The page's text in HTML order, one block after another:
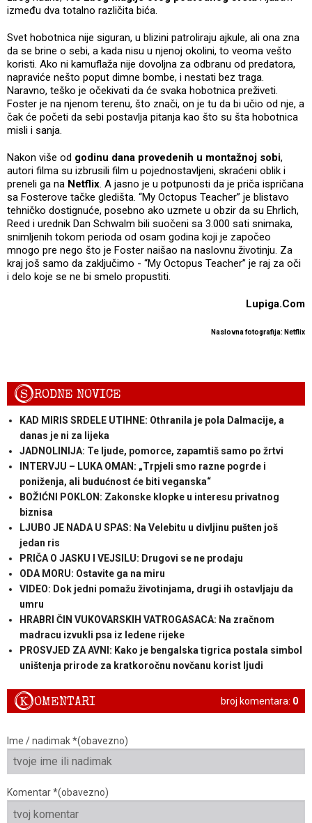
između dva totalno različita bića.
Svet hobotnica nije siguran, u blizini patroliraju ajkule, ali ona zna
da se brine o sebi, a kada nisu u njenoj okolini, to veoma vešto
koristi. Ako ni kamuflaža nije dovoljna za odbranu od predatora,
napraviće nešto poput dimne bombe, i nestati bez traga.
Naravno, teško je očekivati da će svaka hobotnica preživeti.
Foster je na njenom terenu, što znači, on je tu da bi učio od nje, a
čak će početi da sebi postavlja pitanja kao što su šta hobotnica
misli i sanja.
Nakon više od godinu dana provedenih u montažnoj sobi,
autori filma su izbrusili film u pojednostavljeni, skraćeni oblik i
preneli ga na Netflix. A jasno je u potpunosti da je priča ispričana
sa Fosterove tačke gledišta. “My Octopus Teacher” je blistavo
tehničko dostignuće, posebno ako uzmete u obzir da su Ehrlich,
Reed i urednik Dan Schwalm bili suočeni sa 3.000 sati snimaka,
snimljenih tokom perioda od osam godina koji je započeo
mnogo pre nego što je Foster naišao na naslovnu životinju. Za
kraj još samo da zaključimo - “My Octopus Teacher” je raj za oči
i delo koje se ne bi smelo propustiti.
Lupiga.Com
Naslovna fotografija: Netflix
SRODNE NOVICE
KAD MIRIS SRDELE UTIHNE: Othranila je pola Dalmacije, a
danas je ni za lijeka
JADNOLINIJA: Te ljude, pomorce, zapamtiš samo po žrtvi
INTERVJU – LUKA OMAN: „Trpjeli smo razne pogrde i
poniženja, ali budućnost će biti veganska“
BOŽIĆNI POKLON: Zakonske klopke u interesu privatnog
biznisa
LJUBO JE NADA U SPAS: Na Velebitu u divljinu pušten još
jedan ris
PRIČA O JASKU I VEJSILU: Drugovi se ne prodaju
ODA MORU: Ostavite ga na miru
VIDEO: Dok jedni pomažu životinjama, drugi ih ostavljaju da
umru
HRABRI ČIN VUKOVARSKIH VATROGASACA: Na zračnom
madracu izvukli psa iz ledene rijeke
PROSVJED ZA AVNI: Kako je bengalska tigrica postala simbol
uništenja prirode za kratkoročnu novčanu korist ljudi
broj komentara: 0
KOMENTARI
Ime / nadimak *(obavezno)
Komentar *(obavezno)